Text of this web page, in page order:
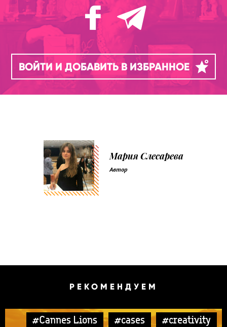
ВОЙТИ И ДОБАВИТЬ В ИЗБРАННОЕ
Мария Слесарева
Автор
РЕКОМЕНДУЕМ
#Cannes Lions #cases #creativity